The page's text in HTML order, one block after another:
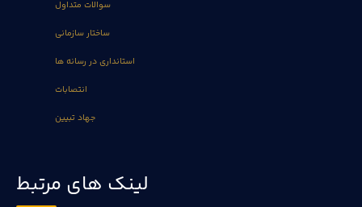
سوالات متداول
ساختار سازمانی
استانداری در رسانه ها
انتصابات
جهاد تبیین
لینک های مرتبط